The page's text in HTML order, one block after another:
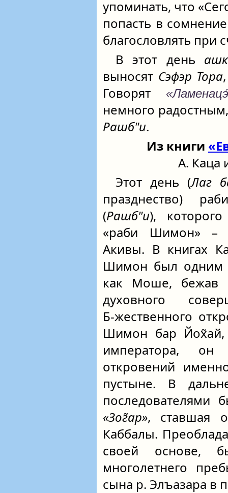
упоминать, что
попасть в
благословлять при
В этот день
выносят Сэфэр Тора
Говорят
немного
Рашб"и.
Из книги
А. Каца
Этот день (Лаг
празднество)
(Рашб"и),
«раби Шимон» –
Акивы. В книгах
Шимон был
как Моше, бежав
духовного
Б‑жественного
Шимон бар Йох̃ай,
императора, он
откровений
пустыне. В
последователями
«Зог̃ар», ставшая
Каббалы.
своей основе,
многолетнего
сына р. Элъазара в